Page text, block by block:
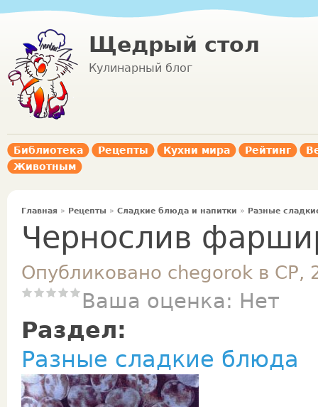
Щедрый стол
Кулинарный блог
Библиотека Рецепты Кухни мира Рейтинг
Животным
Главная » Рецепты » Сладкие блюда и напитки » Разные
Чернослив
Опубликовано chegorok в СР,
Ваша оценка: Нет
Раздел:
Разные сладкие блюда